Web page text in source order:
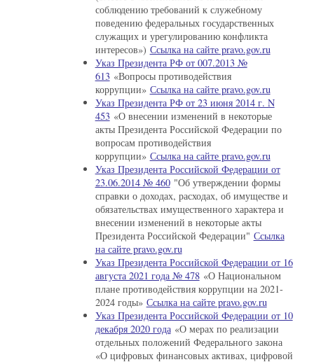
соблюдению требований к служебному
поведению федеральных государственных
служащих и урегулированию конфликта
интересов») Ссылка на сайте pravo.gov.ru
Указ Президента РФ от 007.2013 №
613«Вопросы противодействия
коррупции» Ссылка на сайте pravo.gov.ru
Указ Президента РФ от 23 июня 2014 г. N
453«О внесении изменений в некоторые
акты Президента Российской Федерации по
вопросам противодействия
коррупции» Ссылка на сайте pravo.gov.ru
Указ Президента Российской Федерации от
23.06.2014 № 460"Об утверждении формы
справки о доходах, расходах, об имуществе и
обязательствах имущественного характера и
внесении изменений в некоторые акты
Президента Российской Федерации" Ссылка
на сайте pravo.gov.ru
Указ Президента Российской Федерации от 16
августа 2021 года № 478«О Национальном
плане противодействия коррупции на 2021-
2024 годы» Ссылка на сайте pravo.gov.ru
Указ Президента Российской Федерации от 10
декабря 2020 года«О мерах по реализации
отдельных положений Федерального закона
«О цифровых финансовых активах, цифровой